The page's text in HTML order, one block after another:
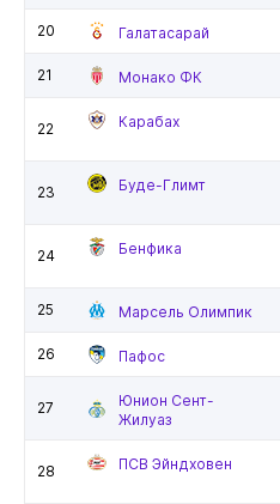
20 Галатасарай
21 Монако ФК
22 Карабах
23 Буде-Глимт
24 Бенфика
25 Марсель Олимпик
26 Пафос
27
Юнион Сент-
Жилуаз
28 ПСВ Эйндховен